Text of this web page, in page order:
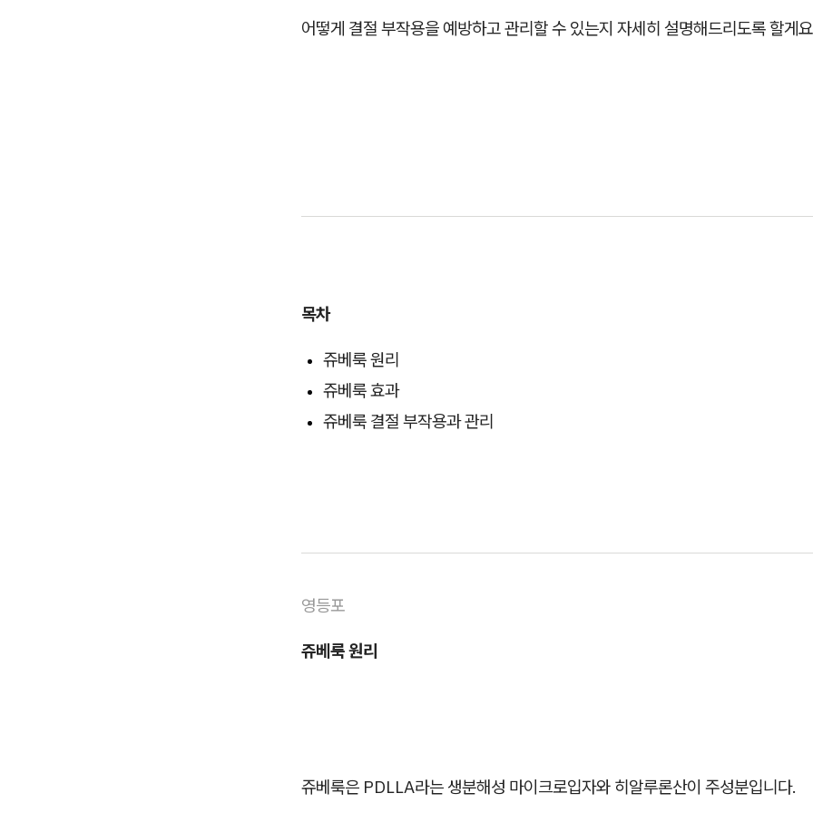
어떻게 결절 부작용을 예방하고 관리할 수 있는지 자세히 설명해드리도록 할게
목차
쥬베룩 원리
쥬베룩 효과
쥬베룩 결절 부작용과 관리
영등포
쥬베룩 원리
쥬베룩은 PDLLA라는 생분해성 마이크로입자와 히알루론산이 주성분입니다.